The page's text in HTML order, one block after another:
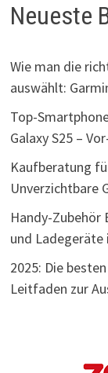
Neueste
Wie man die
auswählt:
Top-
Galaxy S25 –
Kaufberatung
Unverzichtbare
Handy-Zubehör
und Ladegeräte
2025: Die
Leitfaden zur